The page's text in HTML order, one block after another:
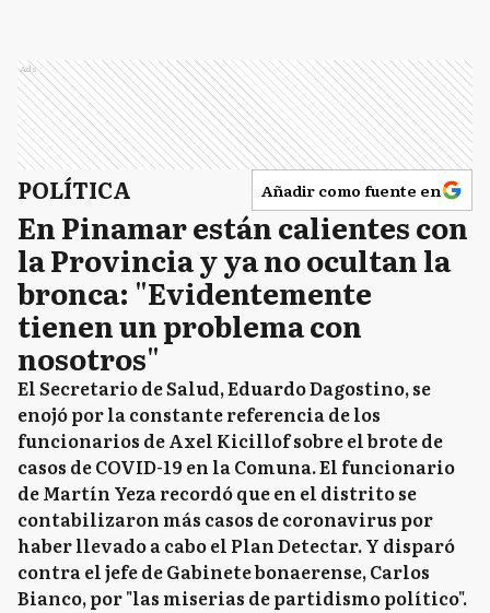
Ads
POLÍTICA Añadir como fuente en
En Pinamar están calientes con
la Provincia y ya no ocultan la
bronca: "Evidentemente
tienen un problema con
nosotros"
El Secretario de Salud, Eduardo Dagostino, se
enojó por la constante referencia de los
funcionarios de Axel Kicillof sobre el brote de
casos de COVID-19 en la Comuna. El funcionario
de Martín Yeza recordó que en el distrito se
contabilizaron más casos de coronavirus por
haber llevado a cabo el Plan Detectar. Y disparó
contra el jefe de Gabinete bonaerense, Carlos
Bianco, por "las miserias de partidismo político".